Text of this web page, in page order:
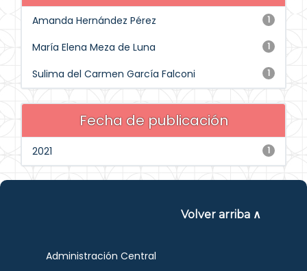
1
Amanda Hernández Pérez
1
María Elena Meza de Luna
1
Sulima del Carmen García Falconi
Fecha de publicación
1
2021
Volver arriba ∧
Administración Central